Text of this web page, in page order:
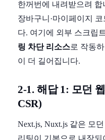
한꺼번에 내려받으려 합
장바구니·마이페이지
다. 여기에 외부 스크립
링 차단 리소스로 작동
이 더 길어집니다.
2-1. 해답 1: 모던
CSR)
Next.js, Nuxt.js 같은 모